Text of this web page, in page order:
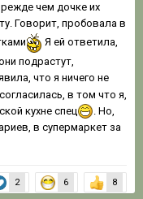
чем дочке их
Говорит, пробовала в
Я ей ответила,
подрастут,
что я ничего не
в том что я,
кухне спец
. Но,
в супермаркет за
2 6 8